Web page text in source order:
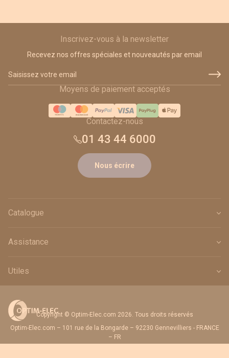
Inscrivez-vous à la newsletter
Recevez nos offres spéciales et nouveautés par email
Moyens de paiement acceptés
Contactez-nous
01 43 44 6000
Nous écrire
Catalogue
Assistance
Utiles
Copyright © Optim-Elec.com 2026. Tous droits réservés
Optim-Elec.com – 101 rue de la Bongarde – 92230 Gennevilliers - FRANCE
– FR